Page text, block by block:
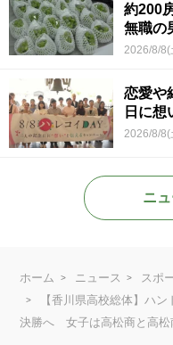
約200
無職の
2026/8/8(
恋愛や
日に想
2026/8/8(
ニ
ホーム ニュース
スポ
【香川県高校総体】ハ
決勝へ 女子は高松商と高